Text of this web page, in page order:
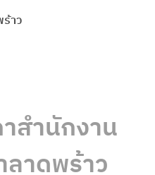
าว
สำนักงาน
ลาดพร้าว